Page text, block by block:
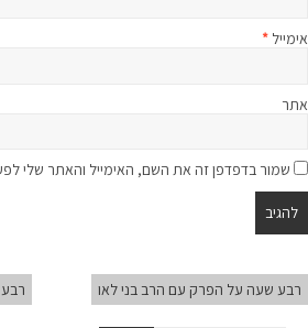
אימייל *
אתר
שמור בדפדפן זה את השם, האימייל והאתר שלי
רבע שעה על הפרק עם הרב בני לאו